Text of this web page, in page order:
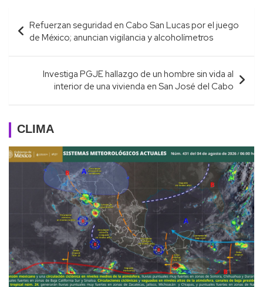
Navegación
de
entradas
Refuerzan seguridad en Cabo San Lucas por el juego
de México; anuncian vigilancia y alcoholímetros
Investiga PGJE hallazgo de un hombre sin vida al
interior de una vivienda en San José del Cabo
CLIMA